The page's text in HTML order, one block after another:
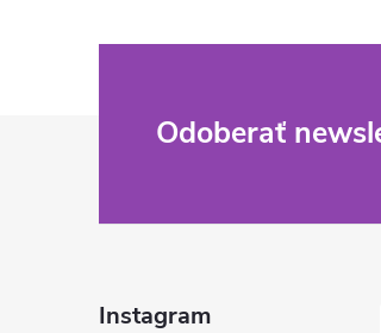
Odoberať
Instagram